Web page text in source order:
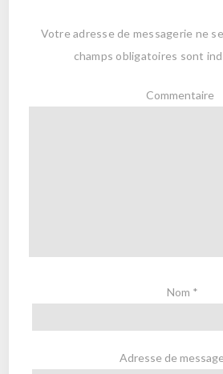
Votre adresse de messagerie ne
champs obligatoires sont
Commentaire
Nom *
Adresse de